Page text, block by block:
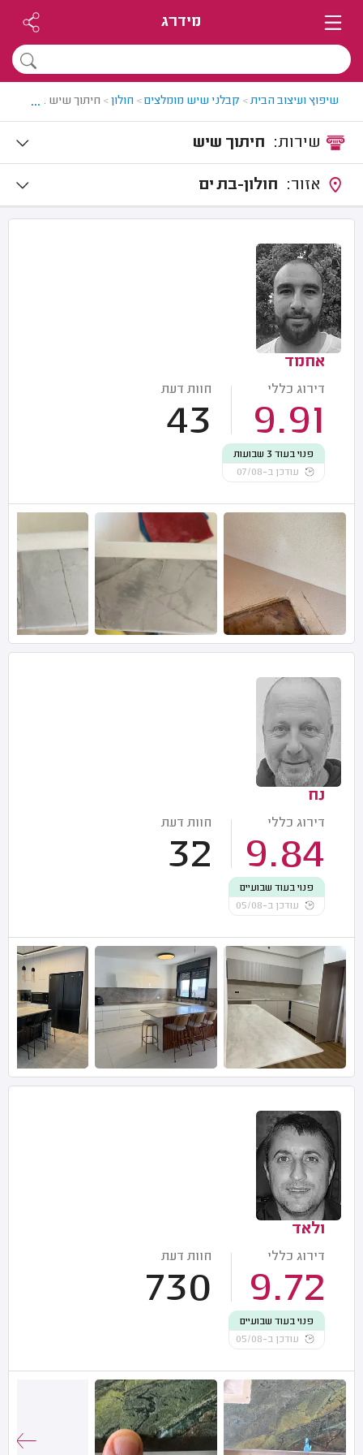
מידרג
שיפוץ ועיצוב הבית> קבלני שיש מומלצים> חולון> חיתוך שיש בחולון
...
חיתוך שיש
חולון-בת ים
אחמד
דירוג כללי
9.91
חוות דעת
43
פנוי בעוד 3 שבועות
עודכן ב-07/08
נח
דירוג כללי
9.84
חוות דעת
32
פנוי בעוד שבועיים
עודכן ב-05/08
ולאד
דירוג כללי
9.72
חוות דעת
730
פנוי בעוד שבועיים
עודכן ב-05/08